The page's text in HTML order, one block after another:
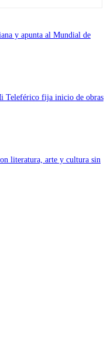
y apunta al Mundial de
Teleférico fija inicio de obras
literatura, arte y cultura sin